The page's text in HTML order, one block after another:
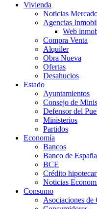
Vivienda
Noticias
Agencias
Web
Compra Venta
Alquiler
Obra Nueva
Ofertas
Desahucios
Estado
Ayuntamientos
Consejo de
Defensor del
Ministerios
Partidos
Economía
Bancos
Banco de España
BCE
Crédito
Noticias
Consumo
Asociaciones de